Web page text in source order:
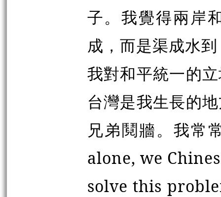
子。我覺得兩岸
成，而是渠成水
我對和平統一的
台灣是我生長的
兄弟鬩牆。我常
alone, we
solve this